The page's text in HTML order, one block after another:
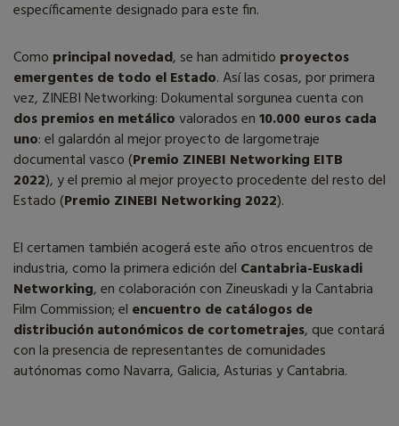
específicamente designado para este fin.
Como principal novedad, se han admitido proyectos
emergentes de todo el Estado. Así las cosas, por primera
vez, ZINEBI Networking: Dokumental sorgunea cuenta con
dos premios en metálicovalorados en10.000 euros cada
uno: el galardón al mejor proyecto de largometraje
documental vasco (Premio ZINEBI Networking EITB
2022), y el premio al mejor proyecto procedente del resto del
Estado (Premio ZINEBI Networking 2022).
El certamen también acogerá este año otros encuentros de
industria, como la primera edición del Cantabria-Euskadi
Networking, en colaboración con Zineuskadi y la Cantabria
Film Commission; el encuentro de catálogos de
distribución autonómicos de cortometrajes, que contará
con la presencia de representantes de comunidades
autónomas como Navarra, Galicia, Asturias y Cantabria.